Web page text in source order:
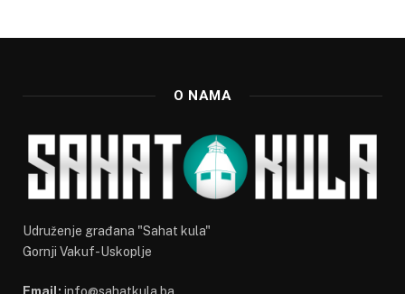
O NAMA
Udruženje građana "Sahat kula"
Gornji Vakuf-Uskoplje